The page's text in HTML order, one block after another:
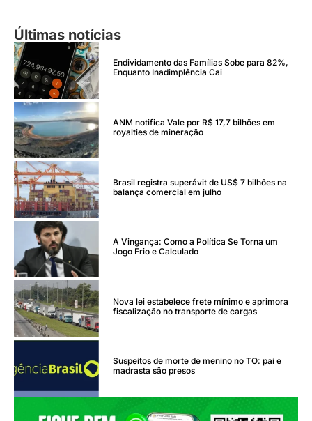
Últimas notícias
Endividamento das Famílias Sobe para 82%,
Enquanto Inadimplência Cai
ANM notifica Vale por R$ 17,7 bilhões em
royalties de mineração
Brasil registra superávit de US$ 7 bilhões na
balança comercial em julho
A Vingança: Como a Política Se Torna um
Jogo Frio e Calculado
Nova lei estabelece frete mínimo e aprimora
fiscalização no transporte de cargas
Suspeitos de morte de menino no TO: pai e
madrasta são presos